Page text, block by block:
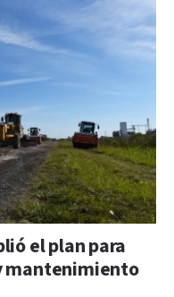
el plan para
mantenimiento